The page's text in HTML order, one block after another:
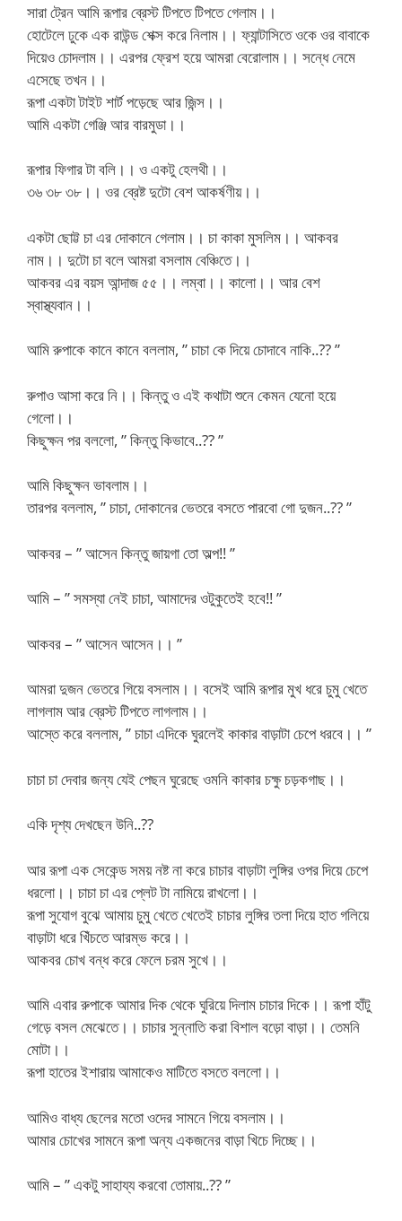
সারা ট্রেন আমি রূপার ব্রেস্ট টিপতে টিপতে গেলাম।।
হোটেলে ঢুকে এক রাউন্ড শেক্স করে নিলাম।। ফ্যান্টাসিতে ওকে ওর বাবাকে
দিয়েও চোদলাম।। এরপর ফ্রেশ হয়ে আমরা বেরোলাম।। সন্ধে নেমে
এসেছে তখন।।
রূপা একটা টাইট শার্ট পড়েছে আর জিন্স।।
আমি একটা গেঞ্জি আর বারমুডা।।
রূপার ফিগার টা বলি।। ও একটু হেলথী।।
৩৬ ৩৮ ৩৮।। ওর ব্রেষ্ট দুটো বেশ আকর্ষণীয়।।
একটা ছোট্ট চা এর দোকানে গেলাম।। চা কাকা মুসলিম।। আকবর
নাম।। দুটো চা বলে আমরা বসলাম বেঞ্চিতে।।
আকবর এর বয়স আন্দাজ ৫৫।। লম্বা।। কালো।। আর বেশ
স্বাস্থ্যবান।।
আমি রুপাকে কানে কানে বললাম, ” চাচা কে দিয়ে চোদাবে নাকি..?? ”
রুপাও আসা করে নি।। কিন্তু ও এই কথাটা শুনে কেমন যেনো হয়ে
গেলো।।
কিছুক্ষন পর বললো, ” কিন্তু কিভাবে..?? ”
আমি কিছুক্ষন ভাবলাম।।
তারপর বললাম, ” চাচা, দোকানের ভেতরে বসতে পারবো গো দুজন..?? ”
আকবর – ” আসেন কিন্তু জায়গা তো অল্প!! ”
আমি – ” সমস্যা নেই চাচা, আমাদের ওটুকুতেই হবে!! ”
আকবর – ” আসেন আসেন।। ”
আমরা দুজন ভেতরে গিয়ে বসলাম।। বসেই আমি রূপার মুখ ধরে চুমু খেতে
লাগলাম আর ব্রেস্ট টিপতে লাগলাম।।
আস্তে করে বললাম, ” চাচা এদিকে ঘুরলেই কাকার বাড়াটা চেপে ধরবে।। ”
চাচা চা দেবার জন্য যেই পেছন ঘুরেছে ওমনি কাকার চক্ষু চড়কগাছ।।
একি দৃশ্য দেখছেন উনি..??
আর রূপা এক সেকেন্ড সময় নষ্ট না করে চাচার বাড়াটা লুঙ্গির ওপর দিয়ে চেপে
ধরলো।। চাচা চা এর প্লেট টা নামিয়ে রাখলো।।
রূপা সুযোগ বুঝে আমায় চুমু খেতে খেতেই চাচার লুঙ্গির তলা দিয়ে হাত গলিয়ে
বাড়াটা ধরে খিঁচতে আরম্ভ করে।।
আকবর চোখ বন্ধ করে ফেলে চরম সুখে।।
আমি এবার রুপাকে আমার দিক থেকে ঘুরিয়ে দিলাম চাচার দিকে।। রূপা হাঁটু
গেড়ে বসল মেঝেতে।। চাচার সুন্নাতি করা বিশাল বড়ো বাড়া।। তেমনি
মোটা।।
রূপা হাতের ইশারায় আমাকেও মাটিতে বসতে বললো।।
আমিও বাধ্য ছেলের মতো ওদের সামনে গিয়ে বসলাম।।
আমার চোখের সামনে রূপা অন্য একজনের বাড়া খিচে দিচ্ছে।।
আমি – ” একটু সাহায্য করবো তোমায়..?? ”